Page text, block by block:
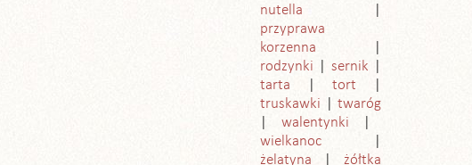
nutella
przyprawa
korzenna
rodzynki
sernik
tarta
tort
truskawki
twaróg
walentynki
wielkanoc
żelatyna
żółtka